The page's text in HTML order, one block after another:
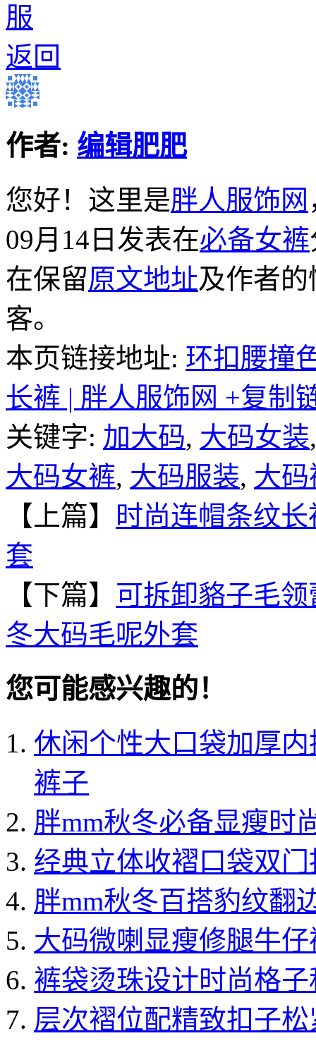
返回
作者: 编辑肥肥
您好！这里是胖人服饰网
09月14日发表在必备女裤
在保留原文地址及作者
客。
本页链接地址: 环扣腰撞
长裤 | 胖人服饰网 +复制
关键字: 加大码, 大码女装
大码女裤, 大码服装, 大
【上篇】
时尚连帽条纹
套
【下篇】 可拆卸貉子毛
冬大码毛呢外套
您可能感兴趣的！
休闲个性大口袋加厚
裤子
胖mm秋冬必备显瘦时
经典立体收褶口袋双
胖mm秋冬百搭豹纹翻
大码微喇显瘦修腿牛
裤袋烫珠设计时尚格
层次褶位配精致扣子